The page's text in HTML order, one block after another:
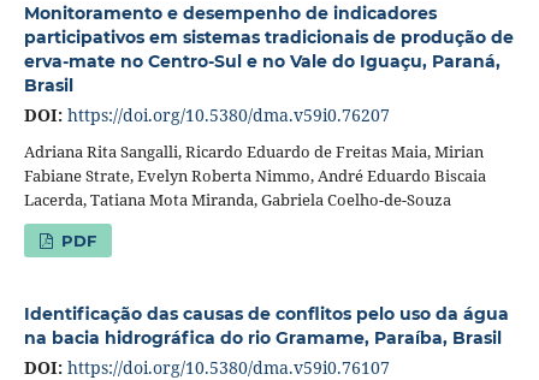
Monitoramento e desempenho de indicadores
participativos em sistemas tradicionais de produção de
erva-mate no Centro-Sul e no Vale do Iguaçu, Paraná,
Brasil
DOI: https://doi.org/10.5380/dma.v59i0.76207
Adriana Rita Sangalli, Ricardo Eduardo de Freitas Maia, Mirian
Fabiane Strate, Evelyn Roberta Nimmo, André Eduardo Biscaia
Lacerda, Tatiana Mota Miranda, Gabriela Coelho-de-Souza
PDF
Identificação das causas de conflitos pelo uso da água
na bacia hidrográfica do rio Gramame, Paraíba, Brasil
DOI: https://doi.org/10.5380/dma.v59i0.76107